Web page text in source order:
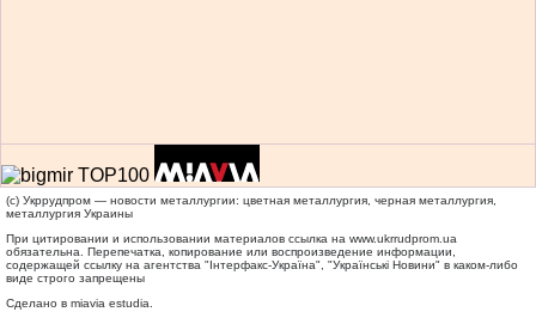
(c) Укррудпром — новости металлургии: цветная металлургия, черная металлургия,
металлургия Украины
При цитировании и использовании материалов ссылка на www.ukrrudprom.ua
обязательна. Перепечатка, копирование или воспроизведение информации,
содержащей ссылку на агентства "Iнтерфакс-Україна", "Українськi Новини" в каком-либо
виде строго запрещены
Сделано в miavia estudia.